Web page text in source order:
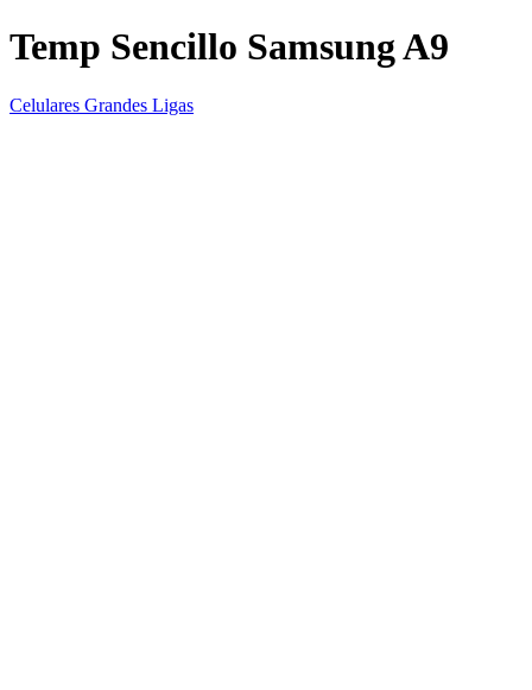
Temp Sencillo Samsung A9
Celulares Grandes Ligas